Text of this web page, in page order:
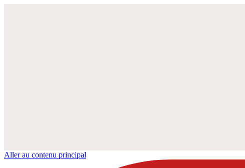
Aller au contenu principal